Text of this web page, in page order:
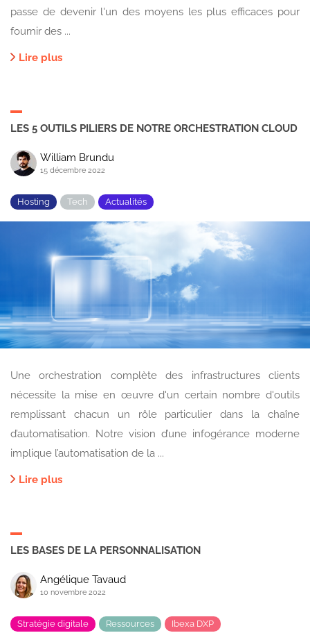
passe de devenir l'un des moyens les plus efficaces pour
fournir des ...
Lire plus
LES 5 OUTILS PILIERS DE NOTRE ORCHESTRATION CLOUD
William Brundu
15 décembre 2022
Hosting Tech Actualités
Une orchestration complète des infrastructures clients
nécessite la mise en œuvre d'un certain nombre d'outils
remplissant chacun un rôle particulier dans la chaîne
d’automatisation. Notre vision d’une infogérance moderne
implique l’automatisation de la ...
Lire plus
LES BASES DE LA PERSONNALISATION
Angélique Tavaud
10 novembre 2022
Stratégie digitale Ressources Ibexa DXP